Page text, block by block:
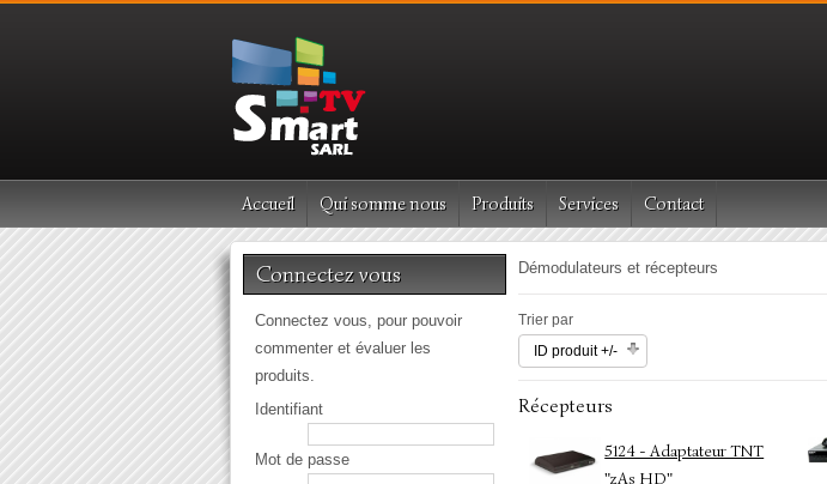
Accueil Qui somme nous Produits Services Contact
Connectez vous
Connectez vous, pour pouvoir
commenter et évaluer les
produits.
Identifiant
Mot de passe
Démodulateurs et récepteurs
Trier par
ID produit +/-
Récepteurs
5124 - Adaptateur TNT
"zAs HD"